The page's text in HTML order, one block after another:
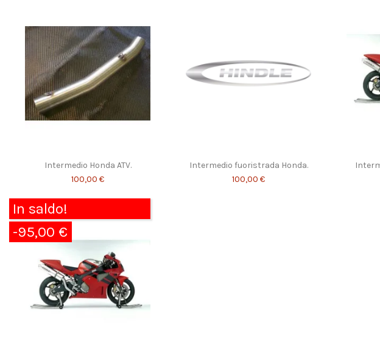
Intermedio Honda ATV.
100,00 €
Intermedio fuoristrada Honda.
100,00 €
In saldo!
-95,00 €